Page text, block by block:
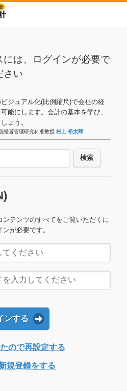
は、ログインが必要で
さい
ジュアル化(比例縮尺)で会社の経
能にします。会計の基本を学び、
ょう。
営管理研究科准教授 村上 裕太郎
検索
ンテンツのすべてをご覧いただくに
ンが必要です。
ンする
ので再設定する
規登録をする